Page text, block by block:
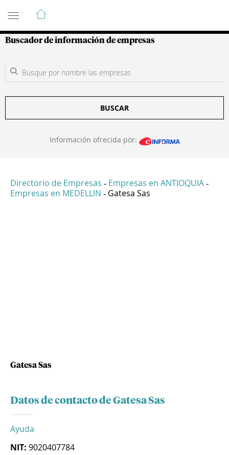
Guía de Empresas Colombianas
Buscador de información de empresas
BUSCAR
Información ofrecida por:
Directorio de Empresas - Empresas en ANTIOQUIA -
Empresas en MEDELLIN - Gatesa Sas
Gatesa Sas
Datos de contacto de Gatesa Sas
Ayuda
NIT: 9020407784